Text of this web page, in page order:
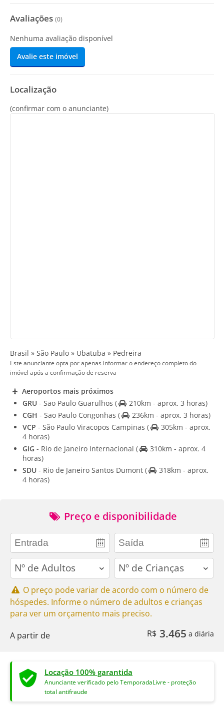
Avaliações (0)
Nenhuma avaliação disponível
Avalie este imóvel
Localização
(confirmar com o anunciante)
Brasil » São Paulo » Ubatuba » Pedreira
Este anunciante opta por apenas informar o endereço completo do
imóvel após a confirmação de reserva
Aeroportos mais próximos
GRU - Sao Paulo Guarulhos (
210km - aprox. 3 horas)
CGH - Sao Paulo Congonhas (
236km - aprox. 3 horas)
VCP - São Paulo Viracopos Campinas (
305km - aprox.
4 horas)
GIG - Rio de Janeiro Internacional (
310km - aprox. 4
horas)
SDU - Rio de Janeiro Santos Dumont (
318km - aprox.
4 horas)
Preço e disponibilidade
adults children
O preço pode variar de acordo com o número de
hóspedes. Informe o número de adultos e crianças
para ver um orçamento mais preciso.
A partir de
R$ 3.465 a diária
Locação 100% garantida
Anunciante verificado pelo TemporadaLivre - proteção
total antifraude